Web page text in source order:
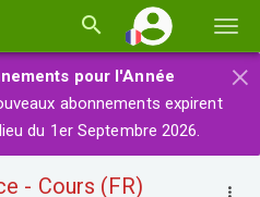
la×
pour l'Année
abonnements expirent
du 1er Septembre 2026.
- Cours (FR)